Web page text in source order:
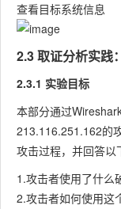
查看目标系统信息
2.3 取证分析实践
2.3.1 实验目标
本部分通过
213.116.251.162的
攻击过程，并回答以
1.攻击者使用了什么
2.攻击者如何使用这